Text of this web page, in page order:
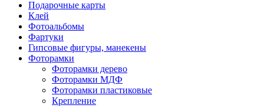
Подарочные карты
Клей
Фотоальбомы
Фартуки
Гипсовые фигуры, манекены
Фоторамки
Фоторамки дерево
Фоторамки МДФ
Фоторамки пластиковые
Крепление